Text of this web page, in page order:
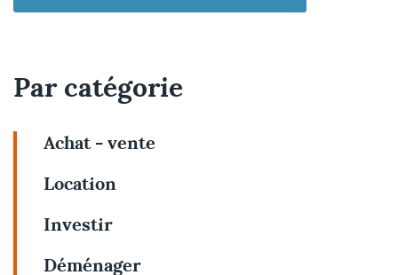
Par catégorie
Achat - vente
Location
Investir
Déménager